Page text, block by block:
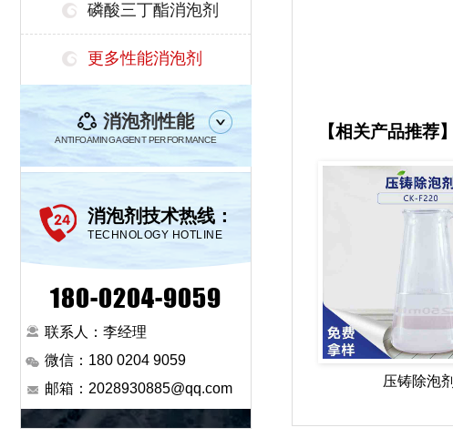
磷酸三丁酯消泡剂
更多性能消泡剂
消泡剂性能
ANTIFOAMING AGENT PERFORMANCE
消泡剂技术热线：
TECHNOLOGY HOTLINE
180-0204-9059
联系人：李经理
微信：180 0204 9059
邮箱：2028930885@qq.com
【相关产品推荐】
压铸除泡剂